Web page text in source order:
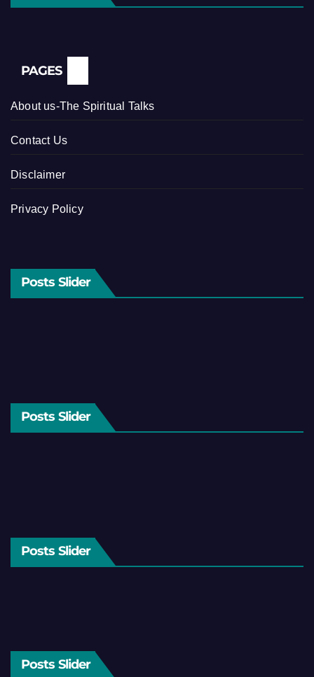
PAGES
About us-The Spiritual Talks
Contact Us
Disclaimer
Privacy Policy
Posts Slider
Posts Slider
Posts Slider
Posts Slider